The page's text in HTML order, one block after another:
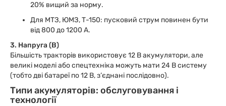
20% вищий за норму.
Для МТЗ, ЮМЗ, Т-150: пусковий струм повинен бути
від 800 до 1200 А.
3. Напруга (В)
Більшість тракторів використовує 12 В акумулятори, але
великі моделі або спецтехніка можуть мати 24 В систему
(тобто дві батареї по 12 В, з’єднані послідовно).
Типи акумуляторів: обслуговування і
технології